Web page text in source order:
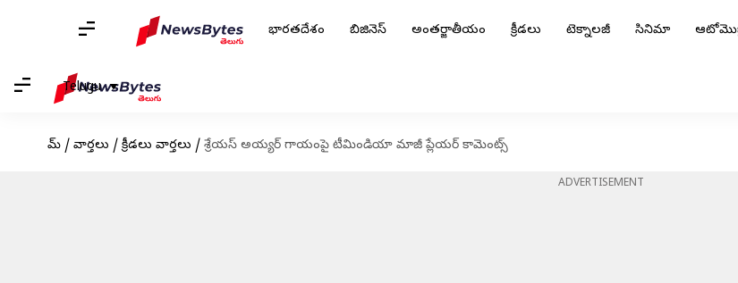
భారతదేశం బిజినెస్ అంతర్జాతీయం క్రీడలు టెక్నాలజీ సినిమా
Telugu
హోమ్ / వార్తలు / క్రీడలు వార్తలు / శ్రేయస్ అయ్యర్ గాయంపై టీమిండియా మాజీ ప్లేయర్ కామెంట్స్
ADVERTISEMENT